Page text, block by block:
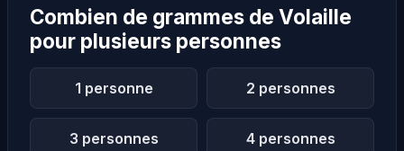
Combien de grammes de Volaille
pour plusieurs personnes
1 personne 2 personnes
3 personnes 4 personnes